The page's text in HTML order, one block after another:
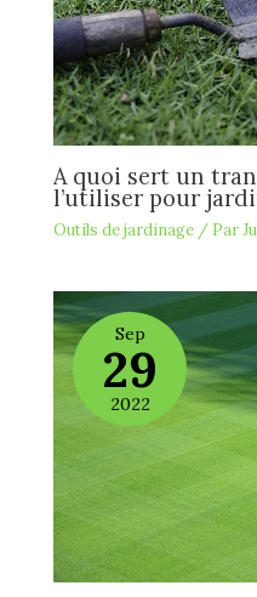
A quoi sert un
l’utiliser pour
Outils de jardinage/ Par
Sep
29
2022